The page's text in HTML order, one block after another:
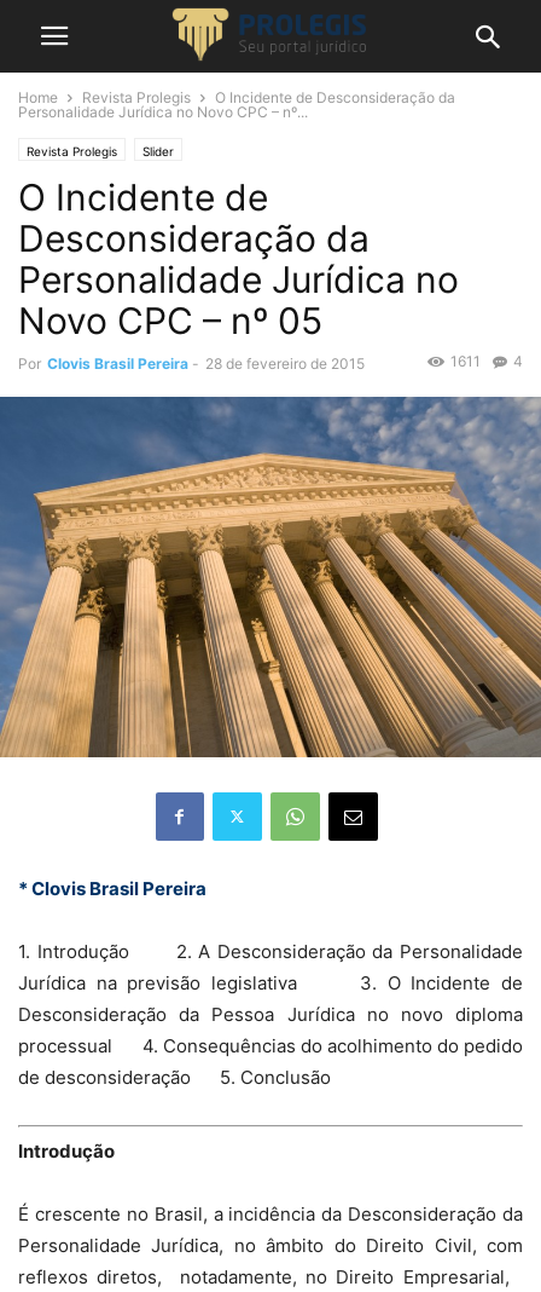
Home Revista Prolegis
O Incidente de Desconsideração da
Personalidade Jurídica no Novo CPC – nº...
Revista Prolegis Slider
O Incidente de
Desconsideração da
Personalidade Jurídica no
Novo CPC – nº 05
Por Clovis Brasil Pereira - 28 de fevereiro de 2015 4
1611
* Clovis Brasil Pereira
1. Introdução 2. A Desconsideração da Personalidade
Jurídica na previsão legislativa 3. O Incidente de
Desconsideração da Pessoa Jurídica no novo diploma
processual 4. Consequências do acolhimento do pedido
de desconsideração 5. Conclusão
Introdução
É crescente no Brasil, a incidência da Desconsideração da
Personalidade Jurídica, no âmbito do Direito Civil, com
reflexos diretos, notadamente, no Direito Empresarial,